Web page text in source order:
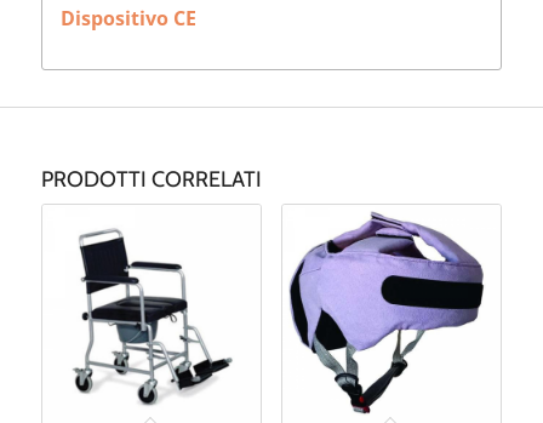
Dispositivo CE
PRODOTTI CORRELATI